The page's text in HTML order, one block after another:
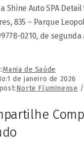
Shine Auto SPA
835 – Parque
0210, de
Mania de Saúde
1 de janeiro de 2026
Norte Fluminense /